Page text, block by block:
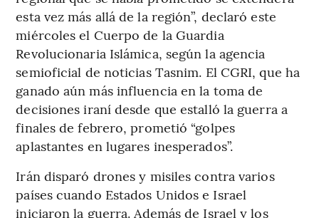
esta vez más allá de la región”, declaró este
miércoles el Cuerpo de la Guardia
Revolucionaria Islámica, según la agencia
semioficial de noticias Tasnim. El CGRI, que ha
ganado aún más influencia en la toma de
decisiones iraní desde que estalló la guerra a
finales de febrero, prometió “golpes
aplastantes en lugares inesperados”.
Irán disparó drones y misiles contra varios
países cuando Estados Unidos e Israel
iniciaron la guerra. Además de Israel y los